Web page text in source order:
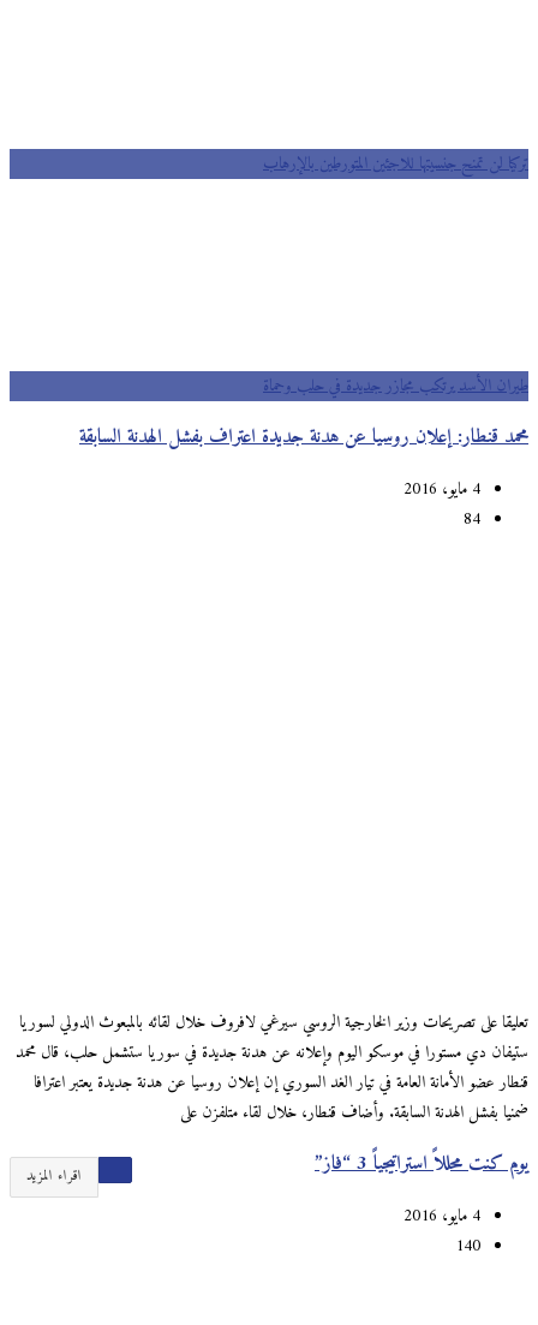
تركيا لن تمنح جنسيتها للاجئين المتورطين بالإرهاب
طيران الأسد يرتكب مجازر جديدة في حلب وحماة
محمد قنطار: إعلان روسيا عن هدنة جديدة اعتراف بفشل الهدنة السابقة
84
تعليقا على تصريحات وزير الخارجية الروسي سيرغي لافروف خلال لقائه بالمبعوث الدولي لسوريا
ستيفان دي مستورا في موسكو اليوم وإعلانه عن هدنة جديدة في سوريا ستشمل حلب، قال محمد
قنطار عضو الأمانة العامة في تيار الغد السوري إن إعلان روسيا عن هدنة جديدة يعتبر اعترافا
ضمنيا بفشل الهدنة السابقة. وأضاف قنطار، خلال لقاء متلفزن على
اقراء المزيد يوم كنت محللاً استراتيجياً 3 “فاز”
140